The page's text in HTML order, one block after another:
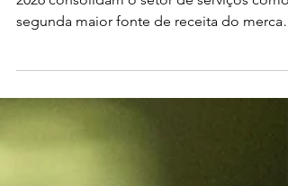
Dados da Pesquisa Anual da Aliança Bike
capacitação profissional